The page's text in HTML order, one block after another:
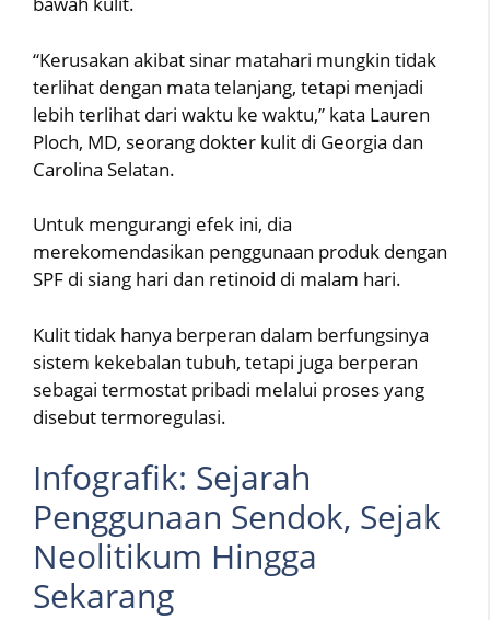
“Kerusakan akibat sinar matahari mungkin tidak
terlihat dengan mata telanjang, tetapi menjadi
lebih terlihat dari waktu ke waktu,” kata Lauren
Ploch, MD, seorang dokter kulit di Georgia dan
Carolina Selatan.
Untuk mengurangi efek ini, dia
merekomendasikan penggunaan produk dengan
SPF di siang hari dan retinoid di malam hari.
Kulit tidak hanya berperan dalam berfungsinya
sistem kekebalan tubuh, tetapi juga berperan
sebagai termostat pribadi melalui proses yang
disebut termoregulasi.
Infografik: Sejarah
Penggunaan Sendok, Sejak
Neolitikum Hingga
Sekarang